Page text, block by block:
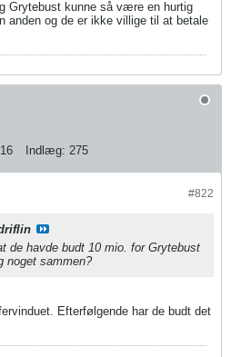
Grytebust kunne så være en hurtig
anden og de er ikke villige til at betale
Indlæg: 275
#822
de havde budt 10 mio. for Grytebust
noget sammen?
Efterfølgende har de budt det